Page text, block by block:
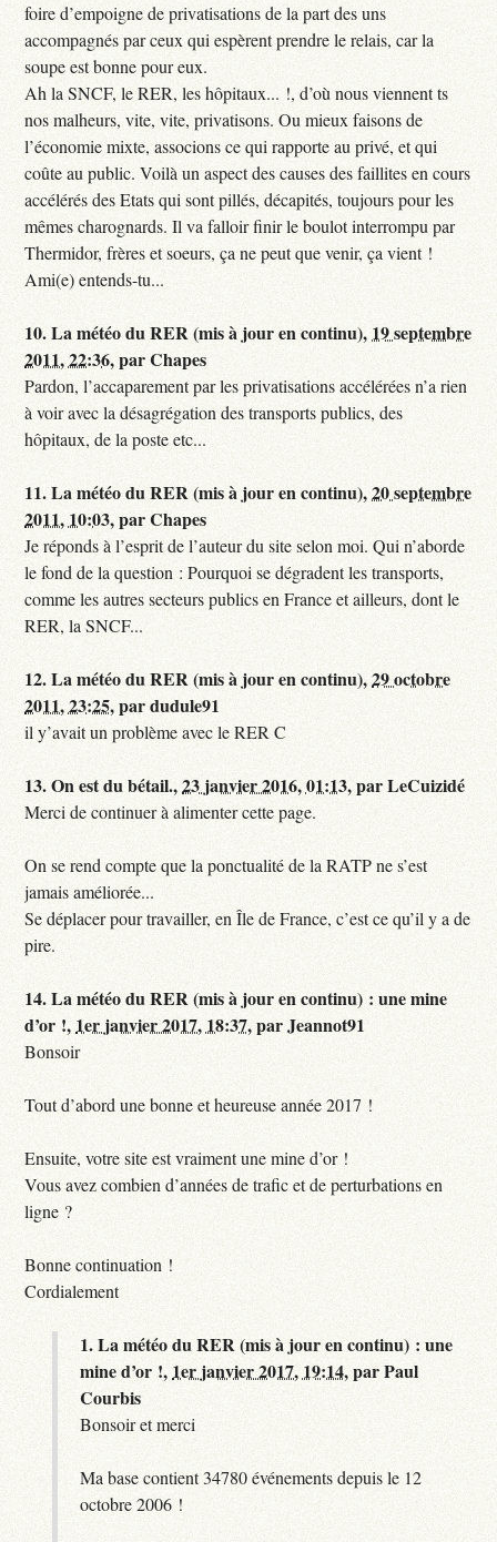
foire d’empoigne de privatisations de la part des uns
accompagnés par ceux qui espèrent prendre le relais, car la
soupe est bonne pour eux.
Ah la SNCF, le RER, les hôpitaux... !, d’où nous viennent ts
nos malheurs, vite, vite, privatisons. Ou mieux faisons de
l’économie mixte, associons ce qui rapporte au privé, et qui
coûte au public. Voilà un aspect des causes des faillites en cours
accélérés des Etats qui sont pillés, décapités, toujours pour les
mêmes charognards. Il va falloir finir le boulot interrompu par
Thermidor, frères et soeurs, ça ne peut que venir, ça vient !
Ami(e) entends-tu...
10.La météo du RER (mis à jour en continu), 19 septembre
2011, 22:36,parChapes
Pardon, l’accaparement par les privatisations accélérées n’a rien
à voir avec la désagrégation des transports publics, des
hôpitaux, de la poste etc...
11.La météo du RER (mis à jour en continu),20 septembre
2011, 10:03,parChapes
Je réponds à l’esprit de l’auteur du site selon moi. Qui n’aborde
le fond de la question : Pourquoi se dégradent les transports,
comme les autres secteurs publics en France et ailleurs, dont le
RER, la SNCF...
12.La météo du RER (mis à jour en continu),29 octobre
2011, 23:25,pardudule91
il y’avait un problème avec le RER C
13.On est du bétail.,23 janvier 2016, 01:13,parLeCuizidé
Merci de continuer à alimenter cette page.
On se rend compte que la ponctualité de la RATP ne s’est
jamais améliorée...
Se déplacer pour travailler, en Île de France, c’est ce qu’il y a de
pire.
14.La météo du RER (mis à jour en continu) : une mine
d’or !, 1er janvier 2017, 18:37,parJeannot91
Bonsoir
Tout d’abord une bonne et heureuse année 2017 !
Ensuite, votre site est vraiment une mine d’or !
Vous avez combien d’années de trafic et de perturbations en
ligne ?
Bonne continuation !
Cordialement
1.La météo du RER (mis à jour en continu) : une
mine d’or !, 1er janvier 2017, 19:14,parPaul
Courbis
Bonsoir et merci
Ma base contient 34780 événements depuis le 12
octobre 2006 !